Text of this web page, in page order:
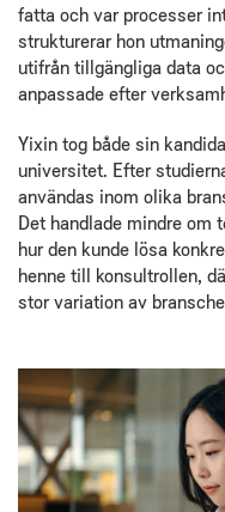
fatta och var processer
strukturerar hon
utifrån tillgängliga data
anpassade efter
Yixin tog både sin
universitet. Efter
användas inom olika
Det handlade mindre om
hur den kunde lösa
henne till konsultrollen,
stor variation av